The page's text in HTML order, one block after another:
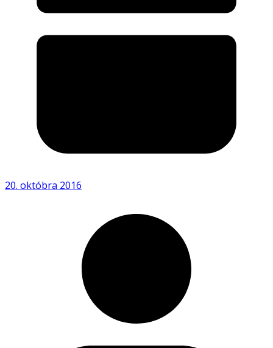
20. októbra 2016